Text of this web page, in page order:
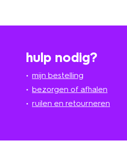
hulp nodig?
mijn bestelling
bezorgen of afhalen
ruilen en retourneren